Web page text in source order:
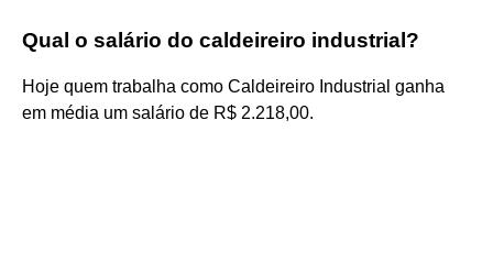
Qual o salário do caldeireiro industrial?
Hoje quem trabalha como Caldeireiro Industrial ganha
em média um salário de R$ 2.218,00.